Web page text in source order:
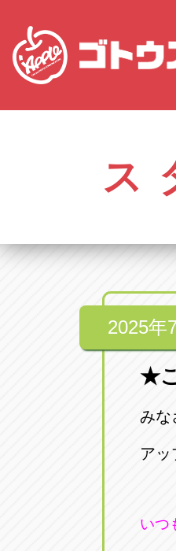
愛知県春日
アップル春
愛知県瀬戸
アップル
愛知県一
アップル春
愛知県春
愛知県北
ス
2025年
★
みな
アッ
いつ